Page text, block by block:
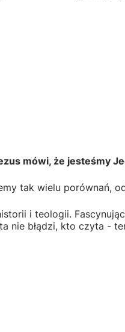
mówi, że jesteśmy
tak wielu porównań,
i teologii.
błądzi, kto czyta -